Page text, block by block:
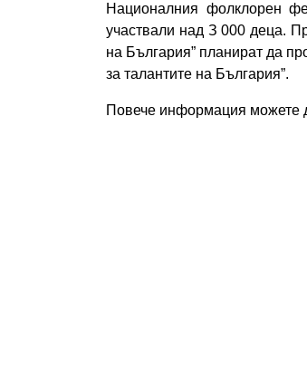
Националния фолклорен
участвали над З 000 деца.
на България” планират да
за талантите на България”.
Повече информация можете